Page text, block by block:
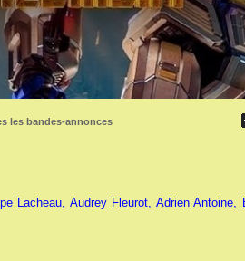
les bandes-annonces
Lacheau, Audrey Fleurot, Adrien Antoine,